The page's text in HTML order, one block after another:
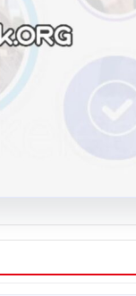
Dijital İletişimin